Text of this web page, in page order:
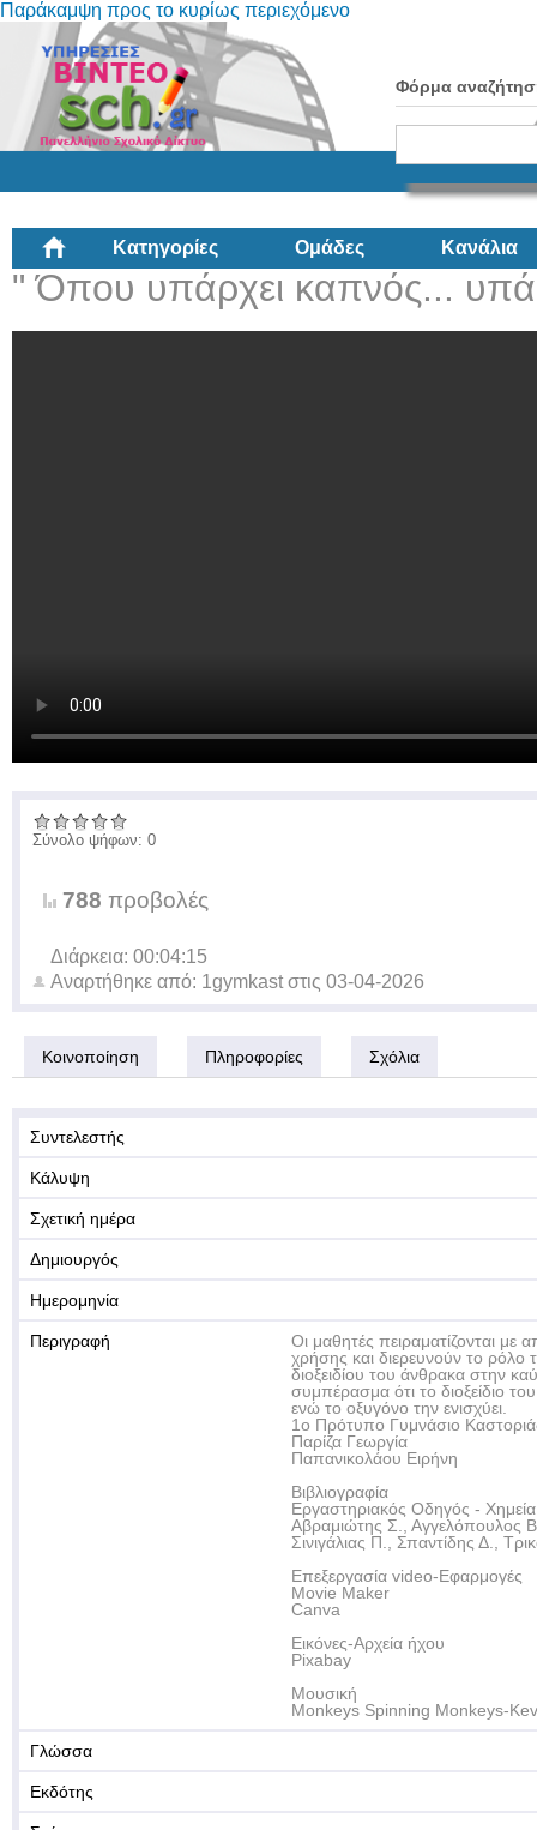
Παράκαμψη προς το κυρίως περιεχόμενο
Φόρμα
Κατηγορίες Ομάδες Κανάλια
" Όπου υπάρχει καπνός...
Σύνολο ψήφων: 0
788 προβολές
Διάρκεια: 00:04:15
Αναρτήθηκε από: 1gymkast στις 03-04-2026
Κοινοποίηση Πληροφορίες Σχόλια
Συντελεστής
Κάλυψη
Σχετική ημέρα
Δημιουργός
Ημερομηνία
Περιγραφή
Οι μαθητές πειραματίζονται με
χρήσης και διερευνούν το ρόλο
διοξειδίου του άνθρακα στην
συμπέρασμα ότι το διοξείδιο
ενώ το οξυγόνο την ενισχύει.
1ο Πρότυπο Γυμνάσιο
Παρίζα Γεωργία
Παπανικολάου Ειρήνη
Βιβλιογραφία
Εργαστηριακός Οδηγός -
Αβραμιώτης Σ., Αγγελόπουλος
Σινιγάλιας Π., Σπαντίδης Δ.,
Επεξεργασία video-Εφαρμογές
Movie Maker
Canva
Εικόνες-Αρχεία ήχου
Pixabay
Μουσική
Monkeys Spinning Monkeys-
Γλώσσα
Εκδότης